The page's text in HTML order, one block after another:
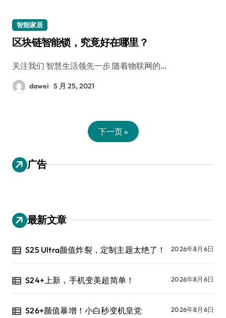
智能家居
区块链智能锁，究竟好在哪里？
关注我们 智慧生活领先一步 随着物联网的…
dawei 5 月 25, 2021
下一页 »
广告
最新文章
S25 Ultra颜值炸裂，定制主题太绝了！ 2026年8月6日
S24+上新，手机变美超简单！ 2026年8月6日
S26+颜值暴增！小白秒变机皇党 2026年8月6日